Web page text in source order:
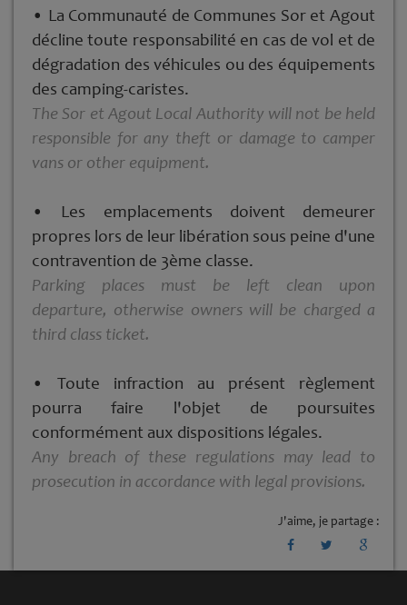
• La Communauté de Communes Sor et Agout
décline toute responsabilité en cas de vol et de
dégradation des véhicules ou des équipements
des camping-­caristes.
The Sor et Agout Local Authority will not be held
responsible for any theft or damage to camper
vans or other equipment.
• Les emplacements doivent demeurer
propres lors de leur libération sous peine d'une
contravention de 3ème classe.
Parking places must be left clean upon
departure, otherwise owners will be charged a
third class ticket.
• Toute infraction au présent règlement
pourra faire l'objet de poursuites
conformément aux dispositions légales.
Any breach of these regulations may lead to
prosecution in accordance with legal provisions.
J'aime, je partage :